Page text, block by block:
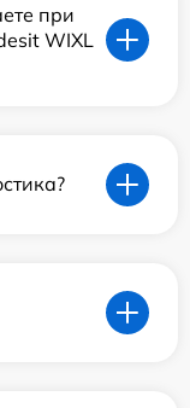
при
WIXL